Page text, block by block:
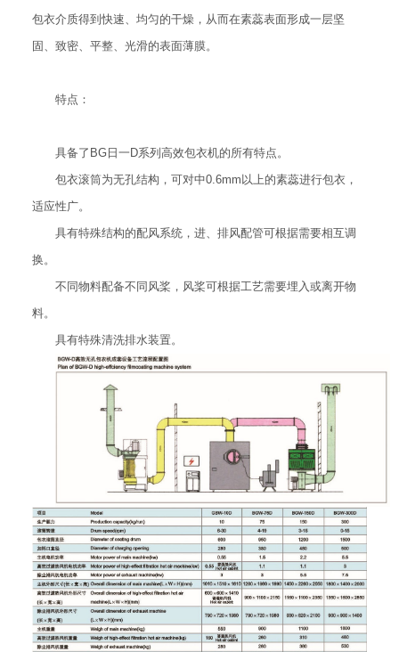
包衣介质得到快速、均匀的干燥，从而在素蕊表面形成一层坚
固、致密、平整、光滑的表面薄膜。
特点：
具备了BG日一D系列高效包衣机的所有特点。
包衣滚筒为无孔结构，可对中0.6mm以上的素蕊进行包衣，
适应性广。
具有特殊结构的配风系统，进、排风配管可根据需要相互调
换。
不同物料配备不同风桨，风桨可根据工艺需要埋入或离开物
料。
具有特殊清洗排水装置。